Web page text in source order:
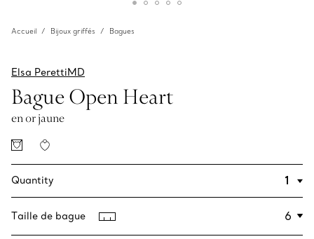
Accueil Bijoux griffés Bagues
Elsa PerettiMD
Bague Open‎ Heart
en or jaune
Quantity
Taille de bague